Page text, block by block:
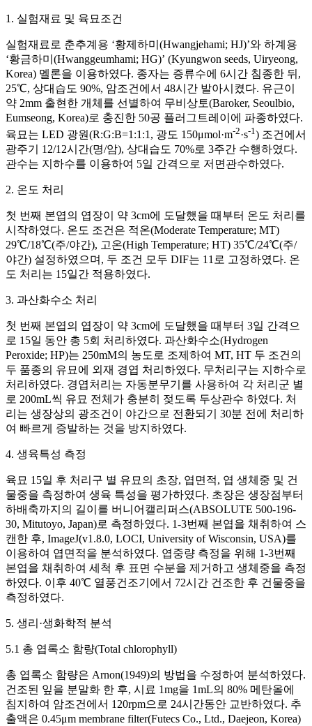
1. 실험재료 및 육묘조건
실험재료로 춘추계용 ‘황제하미(Hwangjehami; HJ)’와 하계용
‘황금하미(Hwanggeumhami; HG)’ (Kyungwon seeds, Uiryeong,
Korea) 멜론을 이용하였다. 종자는 증류수에 6시간 침종한 뒤,
25℃, 상대습도 90%, 암조건에서 48시간 발아시켰다. 유근이
약 2mm 출현한 개체를 선별하여 무비상토(Baroker, Seoulbio,
Eumseong, Korea)로 충진한 50공 플러그트레이에 파종하였다.
육묘는 LED 광원(R:G:B=1:1:1, 광도 150μmol·m-2·s-1 ) 조건에서
광주기 12/12시간(명/암), 상대습도 70%로 3주간 수행하였다.
관수는 지하수를 이용하여 5일 간격으로 저면관수하였다.
2. 온도 처리
첫 번째 본엽의 엽장이 약 3cm에 도달했을 때부터 온도 처리를
시작하였다. 온도 조건은 적온(Moderate Temperature; MT)
29℃/18℃(주/야간), 고온(High Temperature; HT) 35℃/24℃(주/
야간) 설정하였으며, 두 조건 모두 DIF는 11로 고정하였다. 온
도 처리는 15일간 적용하였다.
3. 과산화수소 처리
첫 번째 본엽의 엽장이 약 3cm에 도달했을 때부터 3일 간격으
로 15일 동안 총 5회 처리하였다. 과산화수소(Hydrogen
Peroxide; HP)는 250mM의 농도로 조제하여 MT, HT 두 조건의
두 품종의 유묘에 외재 경엽 처리하였다. 무처리구는 지하수로
처리하였다. 경엽처리는 자동분무기를 사용하여 각 처리군 별
로 200mL씩 유묘 전체가 충분히 젖도록 두상관수 하였다. 처
리는 생장상의 광조건이 야간으로 전환되기 30분 전에 처리하
여 빠르게 증발하는 것을 방지하였다.
4. 생육특성 측정
육묘 15일 후 처리구 별 유묘의 초장, 엽면적, 엽 생체중 및 건
물중을 측정하여 생육 특성을 평가하였다. 초장은 생장점부터
하배축까지의 길이를 버니어캘리퍼스(ABSOLUTE 500-196-
30, Mitutoyo, Japan)로 측정하였다. 1-3번째 본엽을 채취하여 스
캔한 후, ImageJ(v1.8.0, LOCI, University of Wisconsin, USA)를
이용하여 엽면적을 분석하였다. 엽중량 측정을 위해 1-3번째
본엽을 채취하여 세척 후 표면 수분을 제거하고 생체중을 측정
하였다. 이후 40℃ 열풍건조기에서 72시간 건조한 후 건물중을
측정하였다.
5. 생리·생화학적 분석
5.1 총 엽록소 함량(Total chlorophyll)
총 엽록소 함량은 Arnon(1949)의 방법을 수정하여 분석하였다.
건조된 잎을 분말화 한 후, 시료 1mg을 1mL의 80% 메탄올에
침지하여 암조건에서 120rpm으로 24시간동안 교반하였다. 추
출액은 0.45μm membrane filter(Futecs Co., Ltd., Daejeon, Korea)